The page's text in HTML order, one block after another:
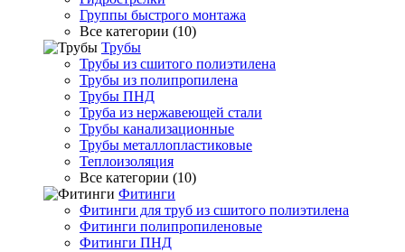
Группы быстрого монтажа
Все категории (10)
Трубы
Трубы из сшитого полиэтилена
Трубы из полипропилена
Трубы ПНД
Труба из нержавеющей стали
Трубы канализационные
Трубы металлопластиковые
Теплоизоляция
Все категории (10)
Фитинги
Фитинги для труб из сшитого полиэтилена
Фитинги полипропиленовые
Фитинги ПНД